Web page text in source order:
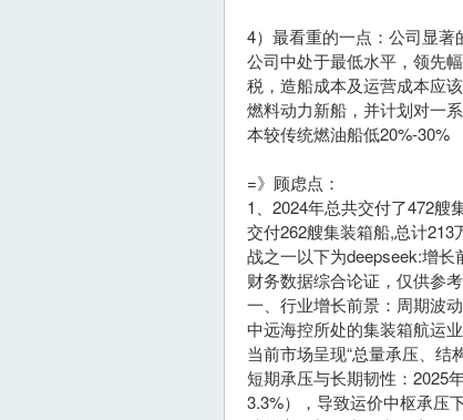
4）最看重的一点：公司显
公司中处于最低水平，领先
税，造船成本及运营成本应
燃料动力新船，并计划对一
本较传统燃油船低20%-30%
=》顾虑点：
1、2024年总共交付了472艘
交付262艘集装箱船,总计
战之一以下为deepseek:增
财务数据综合论证，仅供参考
一、行业增长前景：周期波
中远海控所处的集装箱航运
当前市场呈现“总量承压、结
短期承压与长期韧性：2025
3.3%），导致运价中枢承压